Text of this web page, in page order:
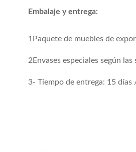
Embalaje y entrega:
1Paquete de muebles de
2Envases especiales según
3- Tiempo de entrega: 15